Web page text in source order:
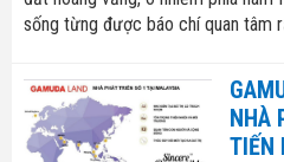
sống từng được báo chí quan tâm
NHÀ
TIẾN